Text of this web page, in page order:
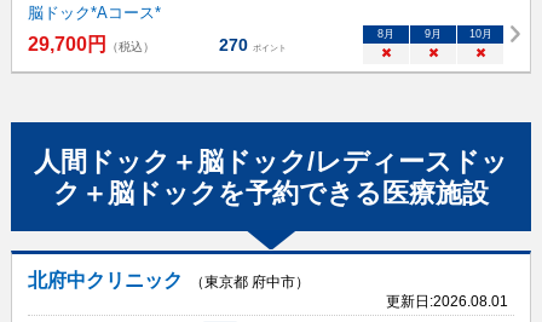
脳ドック*Aコース*
29,700円 （税込） 270 ポイント
8 月 9 月 10月
× × ×
人間ドック＋脳ドック/レディースドッ
ク＋脳ドック を予約できる 医療施設
北府中クリニック
（東京都 府中市）
更新日:2026.08.01